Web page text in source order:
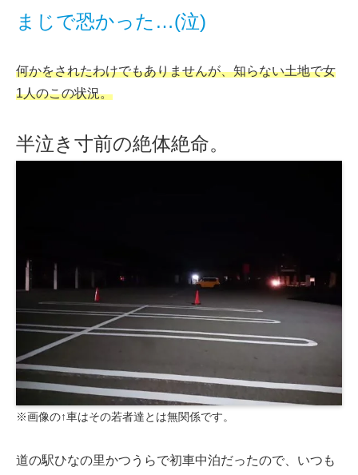
まじで恐かった…(泣)
何かをされたわけでもありませんが、知らない土地で女
1人のこの状況。
半泣き寸前の絶体絶命。
※画像の↑車はその若者達とは無関係です。
道の駅ひなの里かつうらで初車中泊だったので、いつも